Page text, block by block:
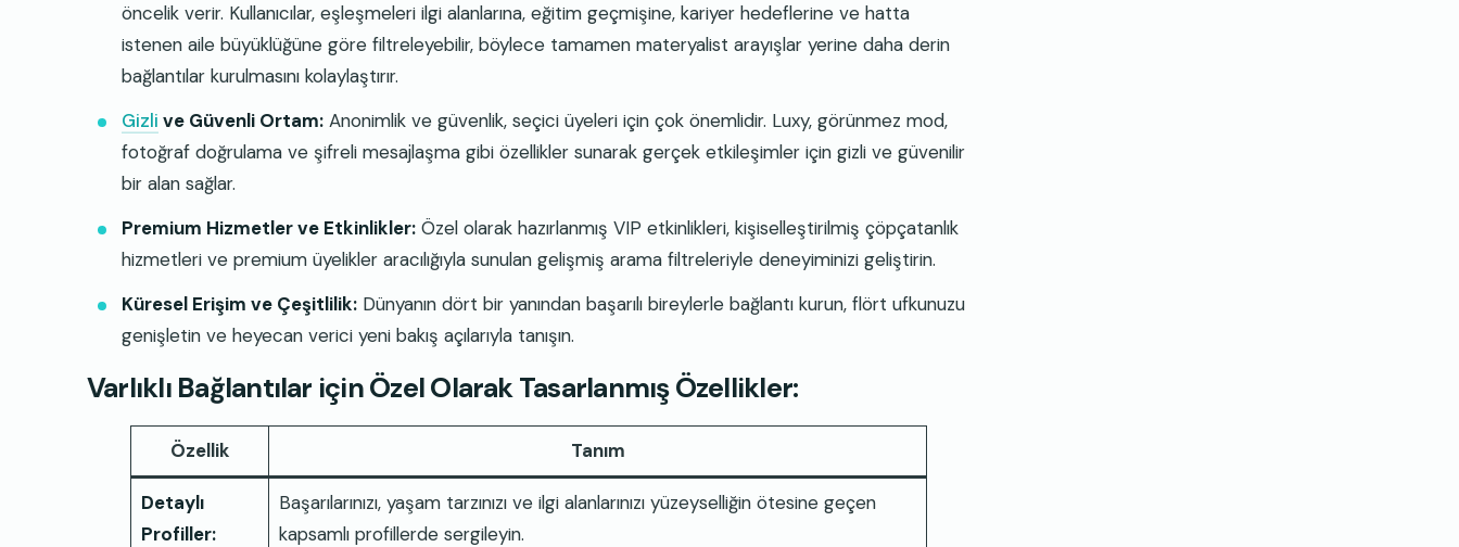
öncelik verir. Kullanıcılar, eşleşmeleri ilgi alanlarına, eğitim geçmişine, kariyer hedeflerine ve hatta
istenen aile büyüklüğüne göre filtreleyebilir, böylece tamamen materyalist arayışlar yerine daha derin
bağlantılar kurulmasını kolaylaştırır.
Gizli ve Güvenli Ortam: Anonimlik ve güvenlik, seçici üyeleri için çok önemlidir. Luxy, görünmez mod,
fotoğraf doğrulama ve şifreli mesajlaşma gibi özellikler sunarak gerçek etkileşimler için gizli ve güvenilir
bir alan sağlar.
Premium Hizmetler ve Etkinlikler: Özel olarak hazırlanmış VIP etkinlikleri, kişiselleştirilmiş çöpçatanlık
hizmetleri ve premium üyelikler aracılığıyla sunulan gelişmiş arama filtreleriyle deneyiminizi geliştirin.
Küresel Erişim ve Çeşitlilik: Dünyanın dört bir yanından başarılı bireylerle bağlantı kurun, flört ufkunuzu
genişletin ve heyecan verici yeni bakış açılarıyla tanışın.
Varlıklı Bağlantılar için Özel Olarak Tasarlanmış Özellikler:
Özellik Tanım
Detaylı
Profiller:
Başarılarınızı, yaşam tarzınızı ve ilgi alanlarınızı yüzeyselliğin ötesine geçen
kapsamlı profillerde sergileyin.